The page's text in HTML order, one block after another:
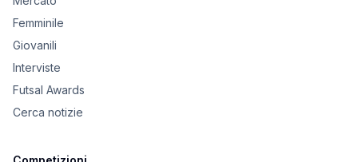
Femminile
Giovanili
Interviste
Futsal Awards
Cerca notizie